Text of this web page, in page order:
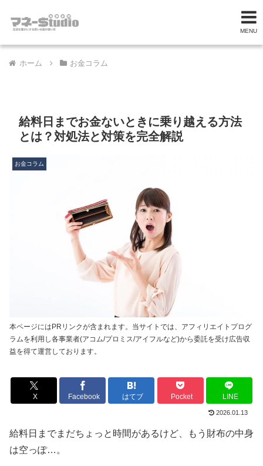
MENU
ホーム お金コラム
給料日までお金ないときに乗り越える方法
とは？対処法と対策を完全解説
本ページにはPRリンクが含まれます。当サイトでは、アフィリエイトプログ
ラムを利用し各事業者(アコム/プロミス/アイフルなど)から委託を受け広告収
益を得て運営しております。
お金コラム
X Facebook はてブ Pocket LINE
2026.01.13
給料日までまだちょっと時間があるけど、もう財布の中身
は空っぽ…。